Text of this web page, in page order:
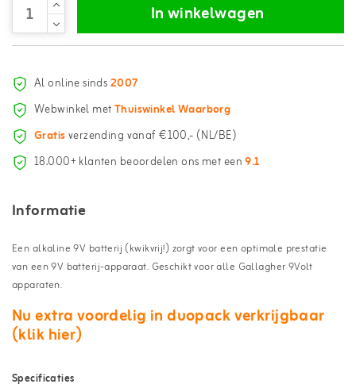
In winkelwagen
Al online sinds2007
Webwinkel metThuiswinkel Waarborg
Gratisverzending vanaf €100,- (NL/BE)
18.000+ klanten beoordelen ons met een9.1
Informatie
Een alkaline 9V batterij (kwikvrij!) zorgt voor een optimale prestatie
van een 9V batterij-apparaat. Geschikt voor alle Gallagher 9Volt
apparaten.
Nu extra voordelig in duopack verkrijgbaar
(klik hier)
Specificaties